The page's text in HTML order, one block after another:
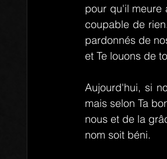
pour qu'il meure
coupable de
pardonnés de
et Te louons de
Aujourd'hui, si
mais selon Ta
nous et de la
nom soit béni.